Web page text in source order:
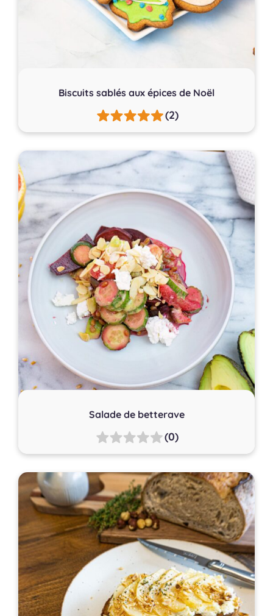
Biscuits sablés aux épices de Noël
(2)
Salade de betterave
(0)